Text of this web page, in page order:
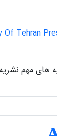
Of Tehran
های مهم